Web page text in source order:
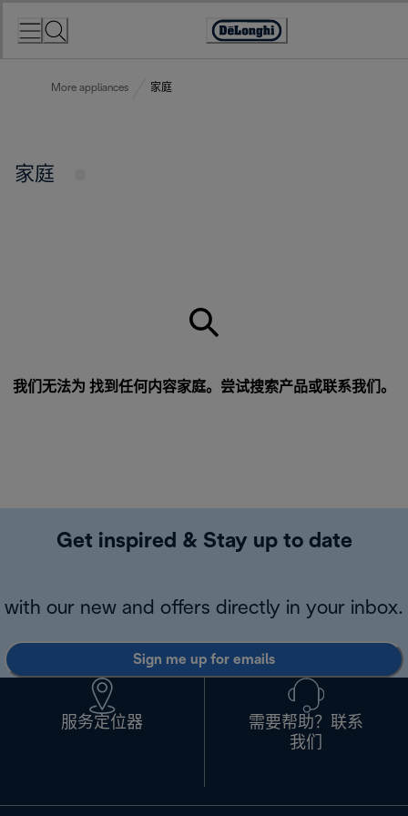
Accessibility
More appliances 家庭
家庭
我们无法为 找到任何内容家庭。尝试搜索产品或联系我们 。
Get inspired & Stay up to date
with our new and offers directly in your inbox.
Sign me up for emails
服务定位器
需要帮助？联系
我们